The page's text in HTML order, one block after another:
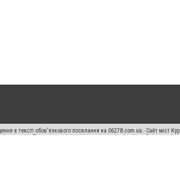
в тексті обов'язкового посилання на 06278.com.ua - Сайт міст
джерела. Порушення виняткових прав переслідується Законом.